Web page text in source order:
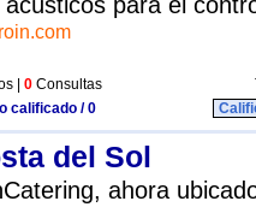
| 0 Consultas
calificado / 0
del Sol
ahora